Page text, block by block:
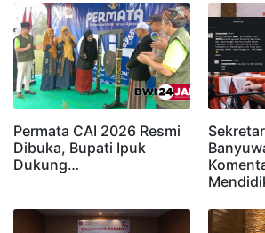
Permata CAI 2026 Resmi
Dibuka, Bupati Ipuk
Dukung…